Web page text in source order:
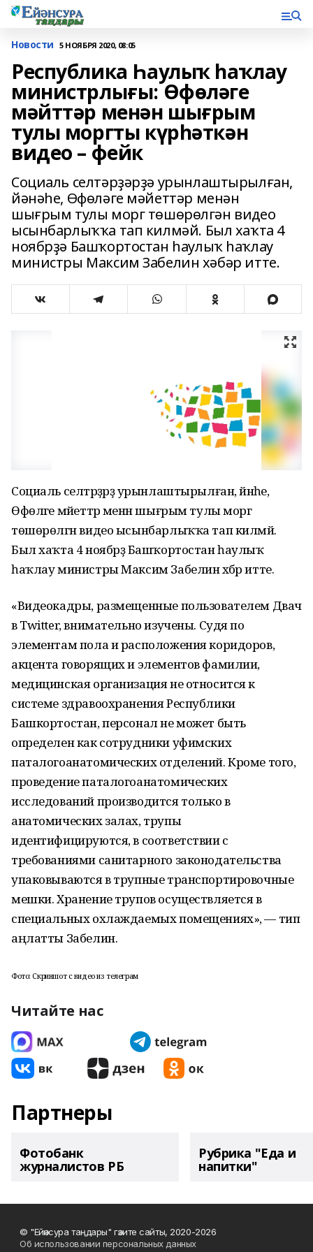
Новости 5 НОЯБРЯ 2020, 08:05
Республика Һаулыҡ һаҡлау
министрлығы: Өфөләге
мәйттәр менән шығрым
тулы моргты күрһәткән
видео – фейк
Социаль селтәрҙәрҙә урынлаштырылған,
йәнәһе, Өфөләге мәйеттәр менән
шығрым тулы морг төшөрөлгән видео
ысынбарлыҡҡа тап килмәй. Был хаҡта 4
ноябрҙә Башҡортостан һаулыҡ һаҡлау
министры Максим Забелин хәбәр итте.
Социаль селтәрҙәрҙә урынлаштырылған, йәнәһе,
Өфөләге мәйеттәр менән шығрым тулы морг
төшөрөлгән видео ысынбарлыҡҡа тап килмәй.
Был хаҡта 4 ноябрҙә Башҡортостан һаулыҡ
һаҡлау министры Максим Забелин хәбәр итте.
«Видеокадры, размещенные пользователем Двач
в Twitter, внимательно изучены. Судя по
элементам пола и расположения коридоров,
акцента говорящих и элементов фамилии,
медицинская организация не относится к
системе здравоохранения Республики
Башкортостан, персонал не может быть
определен как сотрудники уфимских
паталогоанатомических отделений. Кроме того,
проведение паталогоанатомических
исследований производится только в
анатомических залах, трупы
идентифицируются, в соответствии с
требованиями санитарного законодательства
упаковываются в трупные транспортировочные
мешки. Хранение трупов осуществляется в
специальных охлаждаемых помещениях», — тип
аңлатты Забелин.
Фото: Скриншот с видео из телеграм
Читайте нас
Партнеры
Фотобанк
журналистов РБ
Рубрика "Еда и
напитки"
© "Ейәнсура таңдары" гәзите сайты, 2020-2026
Об использовании персональных данных